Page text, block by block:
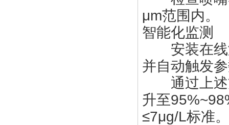
μm范围内。
智能化监测
安装在线
并自动触发
通过上述
升至
≤7μg/L标准。